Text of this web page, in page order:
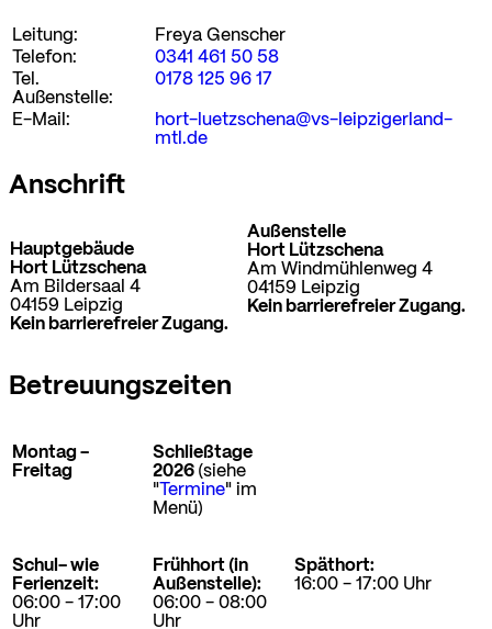
Leitung:
Freya Genscher
Telefon:
0341 461 50 58
Tel.
Außenstelle:
0178 125 96 17
E-Mail:
hort-luetzschena@vs-leipzigerland-
mtl.de
Anschrift
Hauptgebäude
Hort Lützschena
Am Bildersaal 4
04159 Leipzig
Kein barrierefreier Zugang.
Außenstelle
Hort Lützschena
Am Windmühlenweg 4
04159 Leipzig
Kein barrierefreier Zugang.
Betreuungszeiten
Montag -
Freitag
Schließtage
2026 (siehe
" Termine" im
Menü)
Schul- wie
Ferienzeit:
06:00 - 17:00
Uhr
Frühhort (in
Außenstelle):
06:00 - 08:00
Uhr
Späthort:
16:00 - 17:00 Uhr